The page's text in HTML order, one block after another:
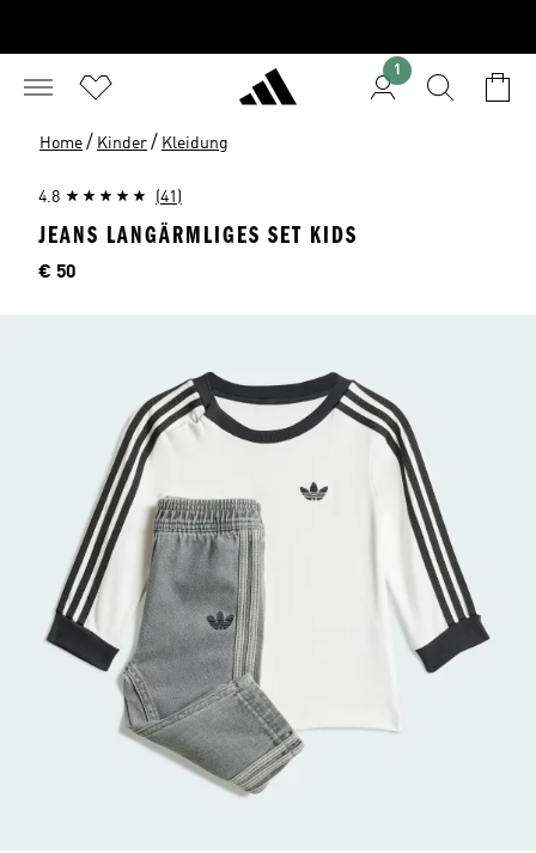
1
Home / Kinder / Kleidung
4.8 (41)
JEANS LANGÄRMLIGES SET KIDS
Preis
€ 50